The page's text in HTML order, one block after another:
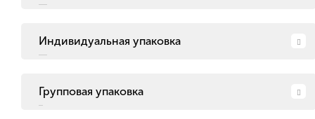
Индивидуальная упаковка
Групповая упаковка